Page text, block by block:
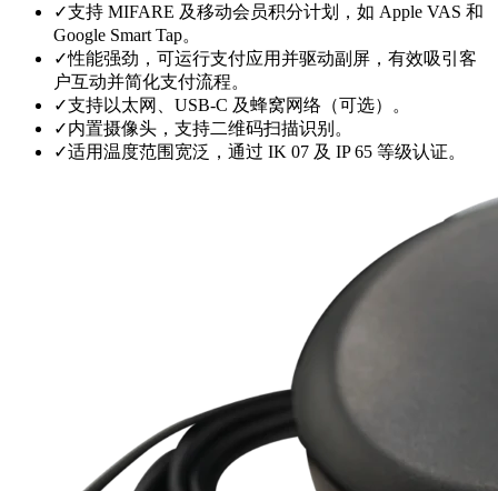
✓支持 MIFARE 及移动会员积分计划，如 Apple VAS 和
Google Smart Tap。
✓性能强劲，可运行支付应用并驱动副屏，有效吸引客
户互动并简化支付流程。
✓支持以太网、USB-C 及蜂窝网络（可选）。
✓内置摄像头，支持二维码扫描识别。
✓适用温度范围宽泛，通过 IK 07 及 IP 65 等级认证。